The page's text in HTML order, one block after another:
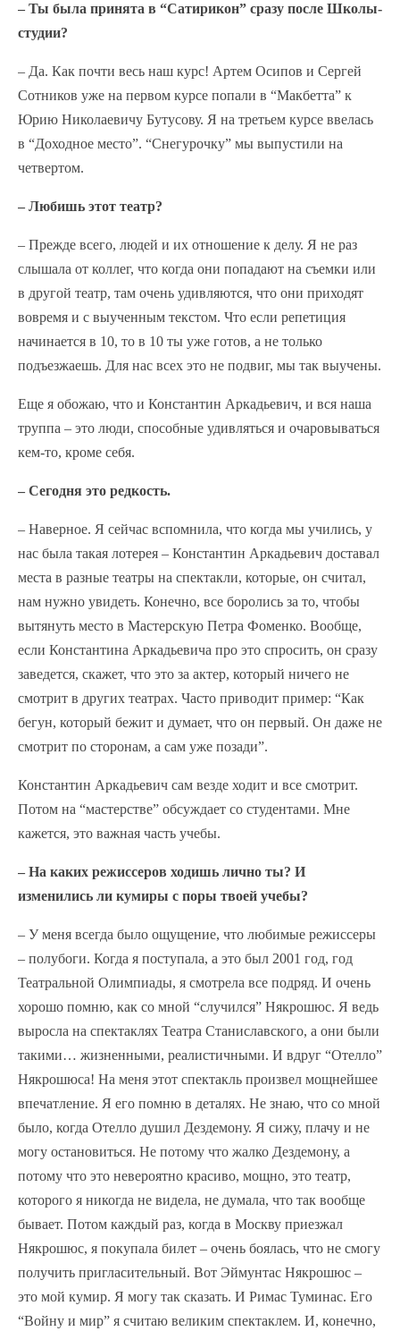
– Ты была принята в “Сатирикон” сразу после Школы-
студии?
– Да. Как почти весь наш курс! Артем Осипов и Сергей
Сотников уже на первом курсе попали в “Макбетта” к
Юрию Николаевичу Бутусову. Я на третьем курсе ввелась
в “Доходное место”. “Снегурочку” мы выпустили на
четвертом.
– Любишь этот театр?
– Прежде всего, людей и их отношение к делу. Я не раз
слышала от коллег, что когда они попадают на съемки или
в другой театр, там очень удивляются, что они приходят
вовремя и с выученным текстом. Что если репетиция
начинается в 10, то в 10 ты уже готов, а не только
подъезжаешь. Для нас всех это не подвиг, мы так выучены.
Еще я обожаю, что и Константин Аркадьевич, и вся наша
труппа – это люди, способные удивляться и очаровываться
кем-то, кроме себя.
– Сегодня это редкость.
– Наверное. Я сейчас вспомнила, что когда мы учились, у
нас была такая лотерея – Константин Аркадьевич доставал
места в разные театры на спектакли, которые, он считал,
нам нужно увидеть. Конечно, все боролись за то, чтобы
вытянуть место в Мастерскую Петра Фоменко. Вообще,
если Константина Аркадьевича про это спросить, он сразу
заведется, скажет, что это за актер, который ничего не
смотрит в других театрах. Часто приводит пример: “Как
бегун, который бежит и думает, что он первый. Он даже не
смотрит по сторонам, а сам уже позади”.
Константин Аркадьевич сам везде ходит и все смотрит.
Потом на “мастерстве” обсуждает со студентами. Мне
кажется, это важная часть учебы.
– На каких режиссеров ходишь лично ты? И
изменились ли кумиры с поры твоей учебы?
– У меня всегда было ощущение, что любимые режиссеры
– полубоги. Когда я поступала, а это был 2001 год, год
Театральной Олимпиады, я смотрела все подряд. И очень
хорошо помню, как со мной “случился” Някрошюс. Я ведь
выросла на спектаклях Театра Станиславского, а они были
такими… жизненными, реалистичными. И вдруг “Отелло”
Някрошюса! На меня этот спектакль произвел мощнейшее
впечатление. Я его помню в деталях. Не знаю, что со мной
было, когда Отелло душил Дездемону. Я сижу, плачу и не
могу остановиться. Не потому что жалко Дездемону, а
потому что это невероятно красиво, мощно, это театр,
которого я никогда не видела, не думала, что так вообще
бывает. Потом каждый раз, когда в Москву приезжал
Някрошюс, я покупала билет – очень боялась, что не смогу
получить пригласительный. Вот Эймунтас Някрошюс –
это мой кумир. Я могу так сказать. И Римас Туминас. Его
“Войну и мир” я считаю великим спектаклем. И, конечно,